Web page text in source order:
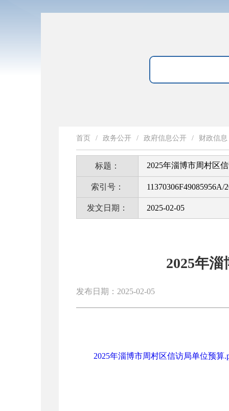
首页 / 政务公开 / 政府信息公开 / 财政信息
标题： 2025年淄博市周村区
索引号： 11370306F49085956A/
发文日期： 2025-02-05
2025年
发布日期：2025-02-05
2025年淄博市周村区信访局单位预算